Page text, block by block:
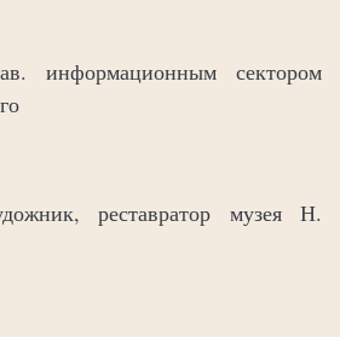
информационным сектором
реставратор музея Н.